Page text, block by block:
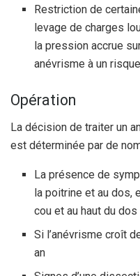
Restriction de
levage de charges
la pression accrue
anévrisme à un
Opération
La décision de traiter un
est déterminée par de
La présence de
la poitrine et au dos,
cou et au haut du dos
Si l’anévrisme croît
an